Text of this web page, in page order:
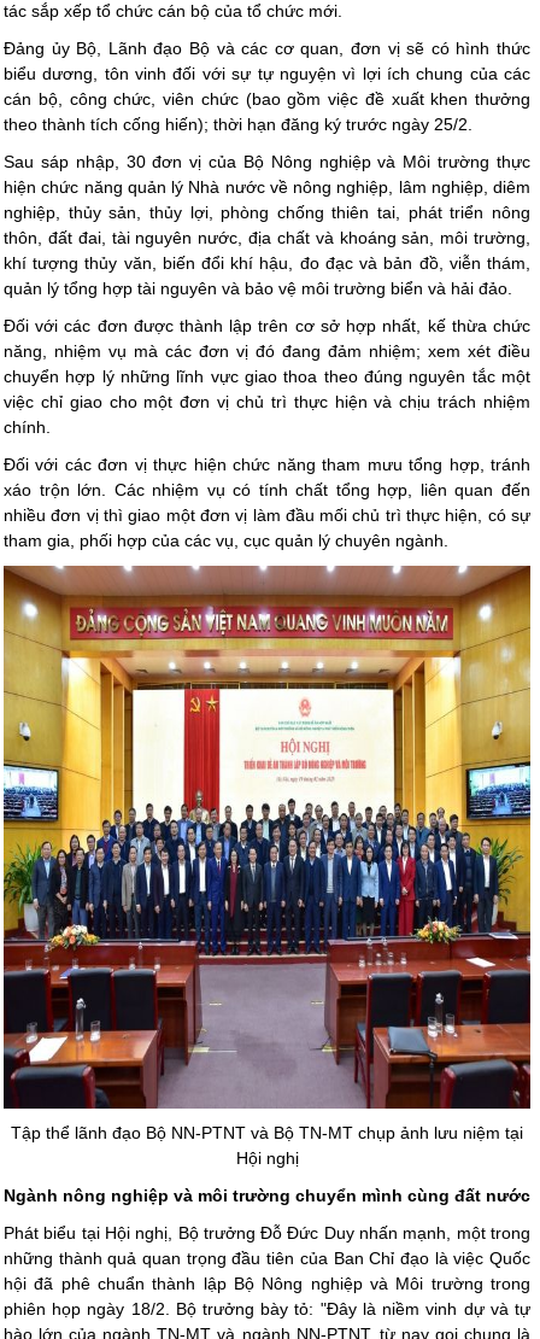
tác sắp xếp tổ chức cán bộ của tổ chức mới.
Đảng ủy Bộ, Lãnh đạo Bộ và các cơ quan, đơn vị sẽ có hình thức
biểu dương, tôn vinh đối với sự tự nguyện vì lợi ích chung của các
cán bộ, công chức, viên chức (bao gồm việc đề xuất khen thưởng
theo thành tích cống hiến); thời hạn đăng ký trước ngày 25/2.
Sau sáp nhập, 30 đơn vị của Bộ Nông nghiệp và Môi trường thực
hiện chức năng quản lý Nhà nước về nông nghiệp, lâm nghiệp, diêm
nghiệp, thủy sản, thủy lợi, phòng chống thiên tai, phát triển nông
thôn, đất đai, tài nguyên nước, địa chất và khoáng sản, môi trường,
khí tượng thủy văn, biến đổi khí hậu, đo đạc và bản đồ, viễn thám,
quản lý tổng hợp tài nguyên và bảo vệ môi trường biển và hải đảo.
Đối với các đơn được thành lập trên cơ sở hợp nhất, kế thừa chức
năng, nhiệm vụ mà các đơn vị đó đang đảm nhiệm; xem xét điều
chuyển hợp lý những lĩnh vực giao thoa theo đúng nguyên tắc một
việc chỉ giao cho một đơn vị chủ trì thực hiện và chịu trách nhiệm
chính.
Đối với các đơn vị thực hiện chức năng tham mưu tổng hợp, tránh
xáo trộn lớn. Các nhiệm vụ có tính chất tổng hợp, liên quan đến
nhiều đơn vị thì giao một đơn vị làm đầu mối chủ trì thực hiện, có sự
tham gia, phối hợp của các vụ, cục quản lý chuyên ngành.
Tập thể lãnh đạo Bộ NN-PTNT và Bộ TN-MT chụp ảnh lưu niệm tại
Hội nghị
Ngành nông nghiệp và môi trường chuyển mình cùng đất nước
Phát biểu tại Hội nghị, Bộ trưởng Đỗ Đức Duy nhấn mạnh, một trong
những thành quả quan trọng đầu tiên của Ban Chỉ đạo là việc Quốc
hội đã phê chuẩn thành lập Bộ Nông nghiệp và Môi trường trong
phiên họp ngày 18/2. Bộ trưởng bày tỏ: "Đây là niềm vinh dự và tự
hào lớn của ngành TN-MT và ngành NN-PTNT, từ nay gọi chung là